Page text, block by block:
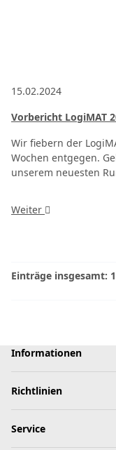
15.02.2024
Vorbericht LogiMAT
Wir fiebern der
Wochen entgegen.
unserem neuesten
Weiter
Einträge insgesamt: 1
Informationen
Richtlinien
Service